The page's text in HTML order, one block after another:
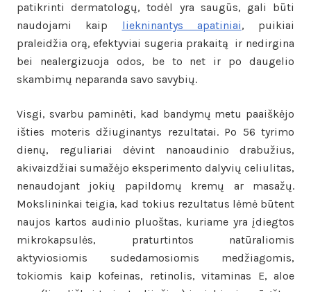
patikrinti dermatologų, todėl yra saugūs, gali būti
naudojami kaip liekninantys apatiniai, puikiai
praleidžia orą, efektyviai sugeria prakaitą ir nedirgina
bei nealergizuoja odos, be to net ir po daugelio
skambimų neparanda savo savybių.
Visgi, svarbu paminėti, kad bandymų metu paaiškėjo
išties moteris džiuginantys rezultatai. Po 56 tyrimo
dienų, reguliariai dėvint nanoaudinio drabužius,
akivaizdžiai sumažėjo eksperimento dalyvių celiulitas,
nenaudojant jokių papildomų kremų ar masažų.
Mokslininkai teigia, kad tokius rezultatus lėmė būtent
naujos kartos audinio pluoštas, kuriame yra įdiegtos
mikrokapsulės, praturtintos natūraliomis
aktyviosiomis sudedamosiomis medžiagomis,
tokiomis kaip kofeinas, retinolis, vitaminas E, aloe